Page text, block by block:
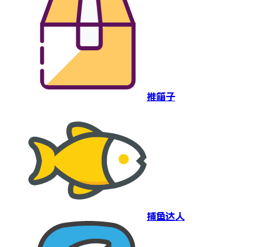
推箱子
捕鱼达人